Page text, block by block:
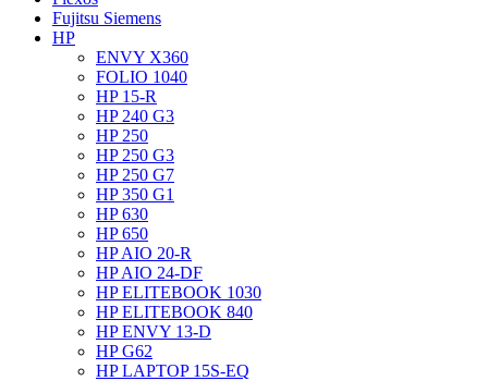
Fujitsu Siemens
HP
ENVY X360
FOLIO 1040
HP 15-R
HP 240 G3
HP 250
HP 250 G3
HP 250 G7
HP 350 G1
HP 630
HP 650
HP AIO 20-R
HP AIO 24-DF
HP ELITEBOOK 1030
HP ELITEBOOK 840
HP ENVY 13-D
HP G62
HP LAPTOP 15S-EQ